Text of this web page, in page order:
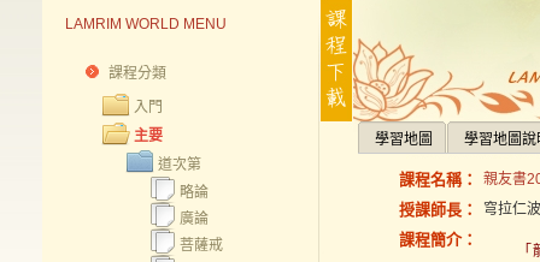
LAMRIM WORLD MENU
課程分類
入門
主要
道次第
略論
廣論
菩薩戒
學習地圖 學習地圖說
課程名稱： 親友書
授課師長： 穹拉仁
課程簡介：